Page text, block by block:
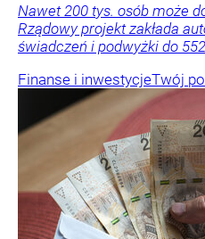
Nawet 200 tys. osób może
Rządowy projekt zakłada
świadczeń i podwyżki do 552
Finanse i inwestycjeTwój